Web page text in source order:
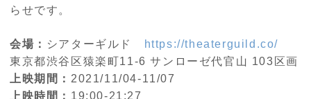
らせです。
会場： シアターギルド
https://theaterguild.co/
東京都渋谷区猿楽町11-6 サンローゼ代官山 103区画
上映期間： 2021/11/04-11/07
上映時間： 19:00-21:27